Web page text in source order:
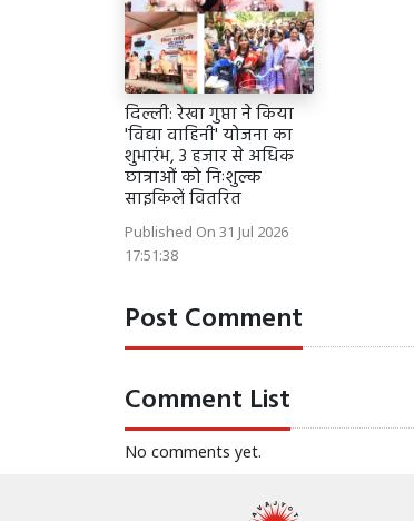
दिल्ली: रेखा गुप्ता ने किया
'विद्या वाहिनी' योजना का
शुभारंभ, 3 हजार से अधिक
छात्राओं को निःशुल्क
साइकिलें वितरित
Published On 31 Jul 2026
17:51:38
Post Comment
Comment List
No comments yet.